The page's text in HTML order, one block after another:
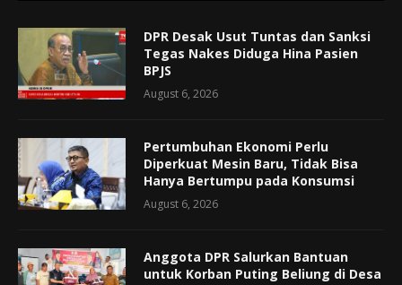
DPR Desak Usut Tuntas dan Sanksi
Tegas Nakes Diduga Hina Pasien
BPJS
August 6, 2026
Pertumbuhan Ekonomi Perlu
Diperkuat Mesin Baru, Tidak Bisa
Hanya Bertumpu pada Konsumsi
August 6, 2026
Anggota DPR Salurkan Bantuan
untuk Korban Puting Beliung di Desa